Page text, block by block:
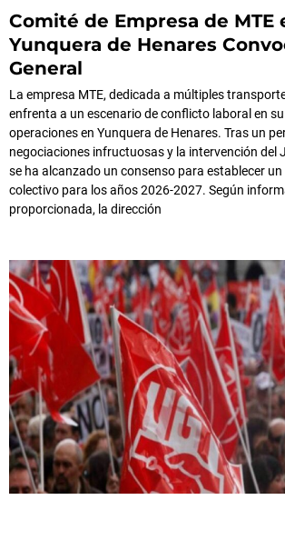
Comité de Empresa de MTE
Yunquera de Henares
General
La empresa MTE, dedicada a múltiples
enfrenta a un escenario de conflicto laboral en
operaciones en Yunquera de Henares. Tras un
negociaciones infructuosas y la intervención del
se ha alcanzado un consenso para establecer
colectivo para los años 2026-2027. Según
proporcionada, la dirección